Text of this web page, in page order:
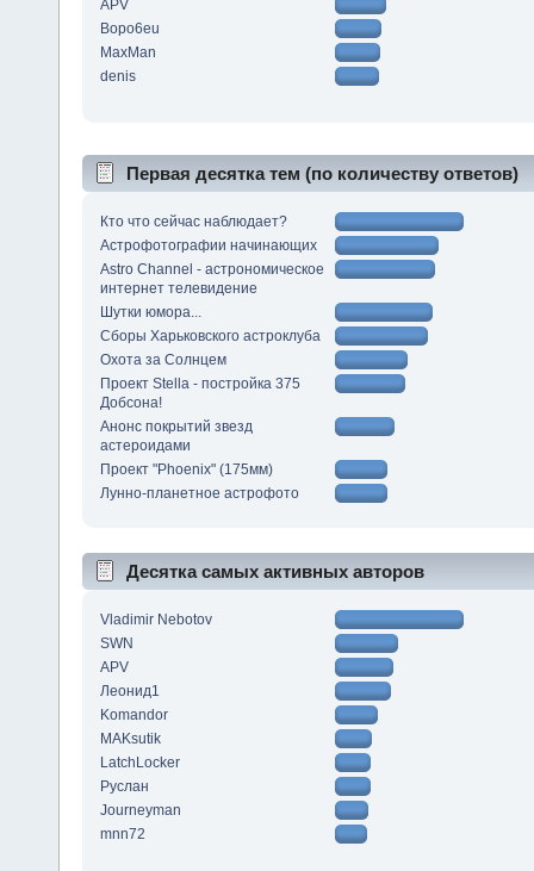
APV
Bopo6eu
MaxMan
denis
Первая десятка тем (по количеству ответов)
Кто что сейчас наблюдает?
Астрофотографии начинающих
Astro Channel - астрономическое
интернет телевидение
Шутки юмора...
Сборы Харьковского астроклуба
Охота за Солнцем
Проект Stella - постройка 375
Добсона!
Анонс покрытий звезд
астероидами
Проект "Phoenix" (175мм)
Лунно-планетное астрофото
Десятка самых активных авторов
Vladimir Nebotov
SWN
APV
Леонид1
Komandor
MAKsutik
LatchLocker
Руслан
Journeyman
mnn72